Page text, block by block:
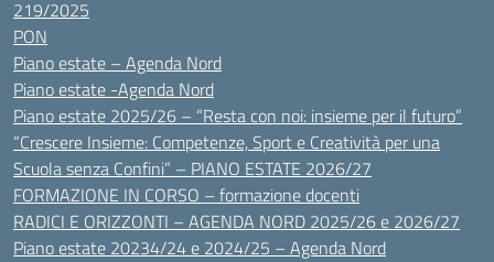
219/2025
PON
Piano estate – Agenda Nord
Piano estate -Agenda Nord
Piano estate 2025/26 – “Resta con noi: insieme per il futuro”
“Crescere Insieme: Competenze, Sport e Creatività per una
Scuola senza Confini” – PIANO ESTATE 2026/27
FORMAZIONE IN CORSO – formazione docenti
RADICI E ORIZZONTI – AGENDA NORD 2025/26 e 2026/27
Piano estate 20234/24 e 2024/25 – Agenda Nord